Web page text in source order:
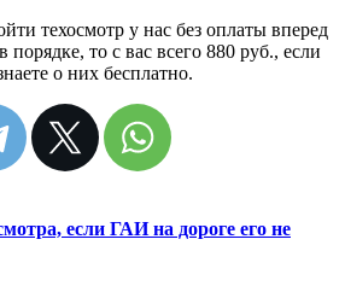
техосмотр у нас без оплаты вперед
то с вас всего 880 руб., если
о них бесплатно.
если ГАИ на дороге его не